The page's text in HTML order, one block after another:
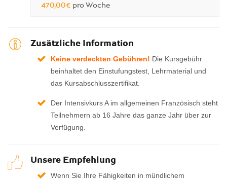
470,00€ pro Woche
Zusätzliche Information
Keine verdeckten Gebühren! Die Kursgebühr
beinhaltet den Einstufungstest, Lehrmaterial und
das Kursabschlusszertifikat.
Der Intensivkurs A im allgemeinen Französisch steht
Teilnehmern ab 16 Jahre das ganze Jahr über zur
Verfügung.
Unsere Empfehlung
Wenn Sie Ihre Fähigkeiten in mündlichem